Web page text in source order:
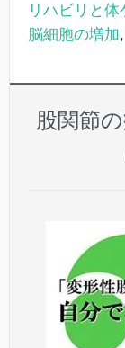
リハビリと
脳細胞の増加,
股関節